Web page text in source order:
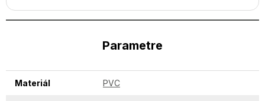
Parametre
Materiál PVC